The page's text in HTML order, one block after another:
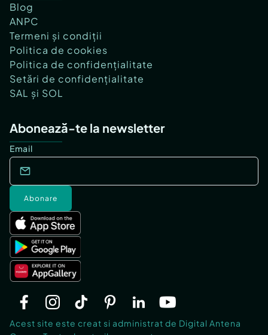
Blog
ANPC
Termeni și condiții
Politica de cookies
Politica de confidențialitate
Setări de confidențialitate
SAL și SOL
Abonează-te la newsletter
Email
Abonare
Acest site este creat si administrat de Digital Antena